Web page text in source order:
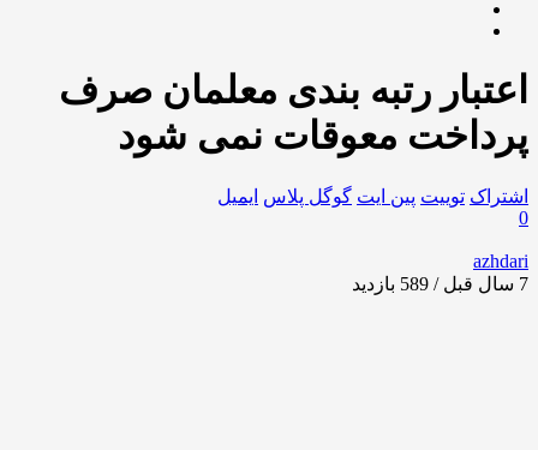
اعتبار رتبه بندی معلمان صرف
پرداخت معوقات نمی شود
اشتراک توییت پین ایت گوگل‌ پلاس ایمیل
0
azhdari
7 سال قبل / 589
بازدید